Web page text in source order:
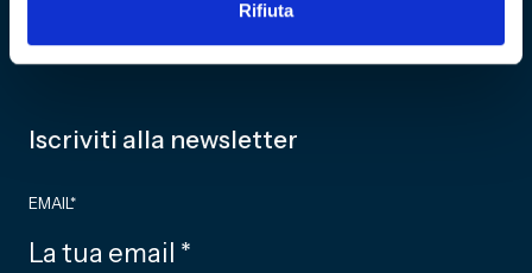
Rifiuta
Iscriviti alla newsletter
EMAIL*